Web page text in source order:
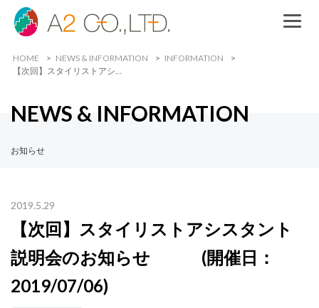
HOME NEWS & INFORMATION
INFORMATION
【次回】スタイリストアシ…
NEWS & INFORMATION
お知らせ
2019.5.29
【次回】スタイリストアシスタント
説明会のお知らせ (開催日：
2019/07/06)